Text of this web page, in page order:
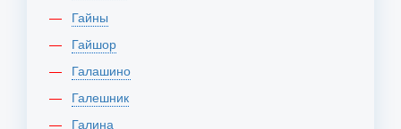
Гайны
Гайшор
Галашино
Галешник
Галина